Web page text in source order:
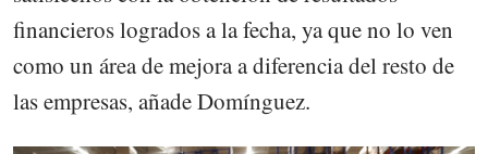
financieros logrados a la fecha, ya que no lo ven
como un área de mejora a diferencia del resto de
las empresas, añade Domínguez.